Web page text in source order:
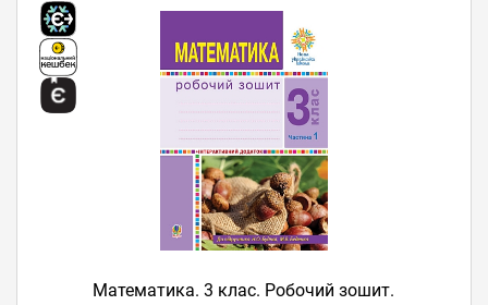
Математика. 3 клас. Робочий зошит.